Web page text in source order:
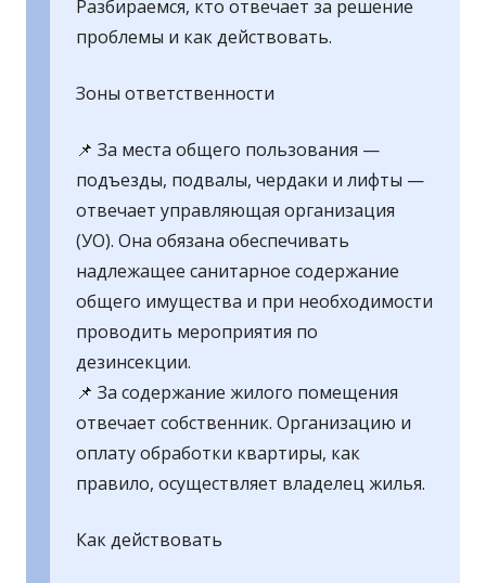
Разбираемся, кто отвечает за решение
проблемы и как действовать.
Зоны ответственности
📌 За места общего пользования —
подъезды, подвалы, чердаки и лифты —
отвечает управляющая организация
(УО). Она обязана обеспечивать
надлежащее санитарное содержание
общего имущества и при необходимости
проводить мероприятия по
дезинсекции.
📌 За содержание жилого помещения
отвечает собственник. Организацию и
оплату обработки квартиры, как
правило, осуществляет владелец жилья.
Как действовать